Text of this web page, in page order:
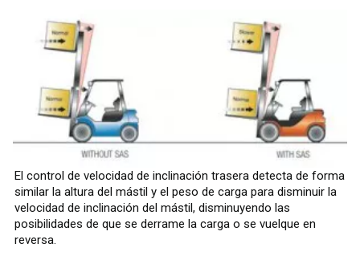
El control de velocidad de inclinación trasera detecta de forma
similar la altura del mástil y el peso de carga para disminuir la
velocidad de inclinación del mástil, disminuyendo las
posibilidades de que se derrame la carga o se vuelque en
reversa.